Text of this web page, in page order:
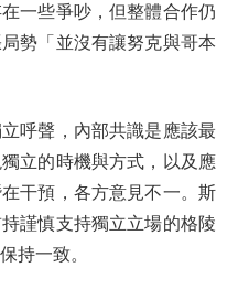
一些爭吵，但整體合作仍
勢「並沒有讓努克與哥本
聲，內部共識是應該最
立的時機與方式，以及應
干預，各方意見不一。斯
謹慎支持獨立立場的格陵
持一致。